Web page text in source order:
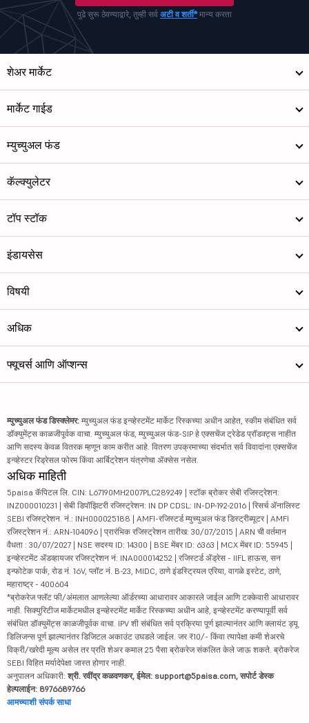
पुढे सुरू ठेवण्याद्वारे, तुम्ही सर्व अटी व शर्ती*मान्य करता
शेअर मार्केट
मार्केट गाईड
म्युच्युअल फंड
कॅल्क्युलेटर
टॉप स्टॉक
इंडायसेस
विषयी
अधिक
फ्यूचर्स आणि ऑप्शन्स
म्युच्युअल फंड डिस्क्लेमर: म्युच्युअल फंड इन्व्हेस्टमेंट मार्केट रिस्कच्या अधीन आहेत, स्कीम संबंधित सर्व
डॉक्युमेंट्स काळजीपूर्वक वाचा. म्युच्युअल फंड, म्युच्युअल फंड-SIP हे एक्सचेंज ट्रेडेड प्रॉडक्ट्स नाहीत
आणि सदस्य केवळ वितरक म्हणून काम करीत आहे. वितरण उपक्रमाच्या संदर्भात सर्व विवादांना एक्सचेंज
इन्व्हेस्टर रिड्रेसल फोरम किंवा आर्बिट्रेशन यंत्रणेचा ॲक्सेस नसेल.
अधिक माहिती
5paisa कॅपिटल लि. CIN: L67190MH2007PLC289249 | स्टॉक ब्रोकर सेबी रजिस्ट्रेशन:
INZ000010231 | सेबी डिपॉझिटरी रजिस्ट्रेशन: IN DP CDSL: IN-DP-192-2016 | रिसर्च ॲनालिस्ट
SEBI रजिस्ट्रेशन. नं.: INH000025188 | AMFI-रजिस्टर्ड म्युच्युअल फंड डिस्ट्रीब्यूटर | AMFI
रजिस्ट्रेशन नं.: ARN-104096 | प्रारंभिक रजिस्ट्रेशन तारीख: 30/07/2015 | ARN ची वर्तमान
वैधता : 30/07/2027 | NSE सदस्य ID: 14300 | BSE मेंबर ID: 6363 | MCX मेंबर ID: 55945 |
इन्व्हेस्टमेंट ॲडव्हायजर रजिस्ट्रेशन नं: INA000014252 | रजिस्टर्ड ॲड्रेस - IIFL हाऊस, सन
इन्फोटेक पार्क, रोड नं. 16V, प्लॉट नं. B-23, MIDC, ठाणे इंडस्ट्रियल एरिया, वागळे इस्टेट, ठाणे,
महाराष्ट्र - 400604
*ब्रोकरेज फ्लॅट फी/अंमलात आणलेल्या ऑर्डरच्या आधारावर आकारले जाईल आणि टक्केवारी आधारावर
नाही. सिक्युरिटीज मार्केटमधील इन्व्हेस्टमेंट मार्केट रिस्कच्या अधीन आहे, इन्व्हेस्टमेंट करण्यापूर्वी सर्व
संबंधित डॉक्युमेंट्स काळजीपूर्वक वाचा. IPV शी संबंधित सर्व प्रक्रिया पूर्ण झाल्यानंतर आणि क्लायंट ड्यू
डिलिजन्स पूर्ण झाल्यानंतर डिजिटल अकाउंट उघडले जाईल. जर ₹10/- किंवा त्यापेक्षा कमी शेअरचे
विक्री/खरेदी मूल्य असेल तर प्रति शेअर कमाल 25 पैसा ब्रोकरेज संकलित केले जाऊ शकते. ब्रोकरेज
SEBI विहित मर्यादेपेक्षा जास्त होणार नाही.
अनुपालन अधिकारी: श्री. रवींद्र कळवणकर, ईमेल: support@5paisa.com, सपोर्ट डेस्क
हेल्पलाईन: 8976689766
आमच्याशी संपर्क साधा